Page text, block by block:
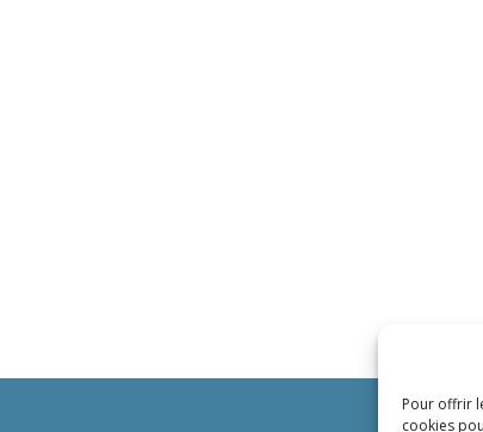
Pour offrir
cookies